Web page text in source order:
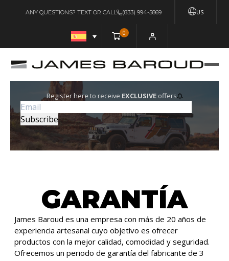
US
ANY QUESTIONS? TEXT OR CALL (833) 994-5869
0
Register here to receive EXCLUSIVEoffers
GARANTÍA
James Baroud es una empresa con más de 20 años de
experiencia artesanal cuyo objetivo es ofrecer
productos con la mejor calidad, comodidad y seguridad.
Ofrecemos un periodo de garantía del fabricante de 3